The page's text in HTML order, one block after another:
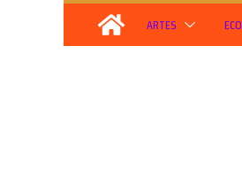
to
ARTES